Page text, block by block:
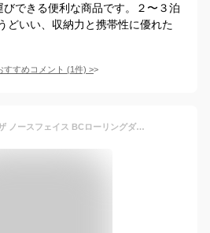
びできる便利な商品です。２〜３泊
どいい、収納力と携帯性に優れた
すすめコメント (1件) >
THE NORTH FACE ザ ノースフェイス BCローリングダッフル BC Rolling Duffel キャリーバッグNM82363_K アクス三信/AXS SANSHIN/サンシン【税込￥41690（本体価格￥37900）】